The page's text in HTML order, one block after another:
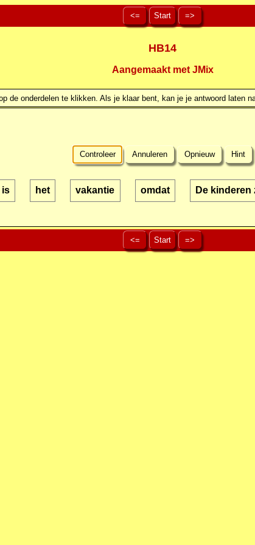
<= Start =>
HB14
Aangemaakt met JMix
de onderdelen te klikken. Als je klaar bent, kan je je antwoord laten
Controleer Annuleren Opnieuw Hint
is het vakantie omdat De kinderen
<= Start =>